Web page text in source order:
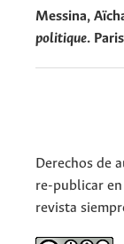
Messina,
politique.
Derechos de
re-publicar
revista